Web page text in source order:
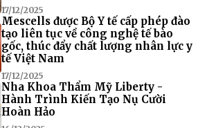
17/12/2025
Mescells được Bộ Y tế cấp phép đào
tạo liên tục về công nghệ tế bào
gốc, thúc đẩy chất lượng nhân lực y
tế Việt Nam
17/12/2025
Nha Khoa Thẩm Mỹ Liberty -
Hành Trình Kiến Tạo Nụ Cười
Hoàn Hảo